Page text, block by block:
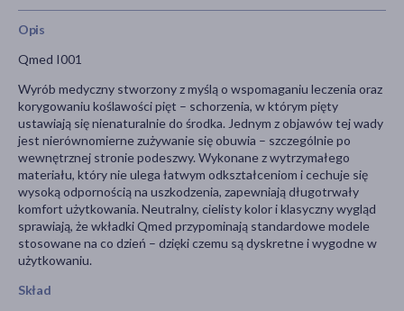
Opis
Qmed I001
Wyrób medyczny stworzony z myślą o wspomaganiu leczenia oraz
korygowaniu koślawości pięt – schorzenia, w którym pięty
ustawiają się nienaturalnie do środka. Jednym z objawów tej wady
jest nierównomierne zużywanie się obuwia – szczególnie po
wewnętrznej stronie podeszwy. Wykonane z wytrzymałego
materiału, który nie ulega łatwym odkształceniom i cechuje się
wysoką odpornością na uszkodzenia, zapewniają długotrwały
komfort użytkowania. Neutralny, cielisty kolor i klasyczny wygląd
sprawiają, że wkładki Qmed przypominają standardowe modele
stosowane na co dzień – dzięki czemu są dyskretne i wygodne w
użytkowaniu.
Skład